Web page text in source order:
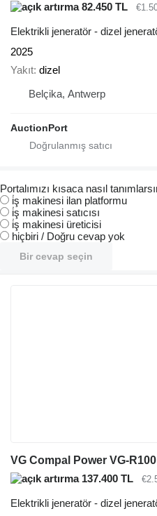
82.450 TL
Elektrikli jeneratör - dizel
2025
Yakıt dizel
Belçika, Antwerp
AuctionPort
Portalımızı kısaca nasıl
i̇ş makinesi ilan platformu
i̇ş makinesi satıcısı
i̇ş makinesi üreticisi
hiçbiri / Doğru cevap yok
Bir cevap seçin
VG Compal Power VG-R100
137.400 TL
Elektrikli jeneratör - dizel